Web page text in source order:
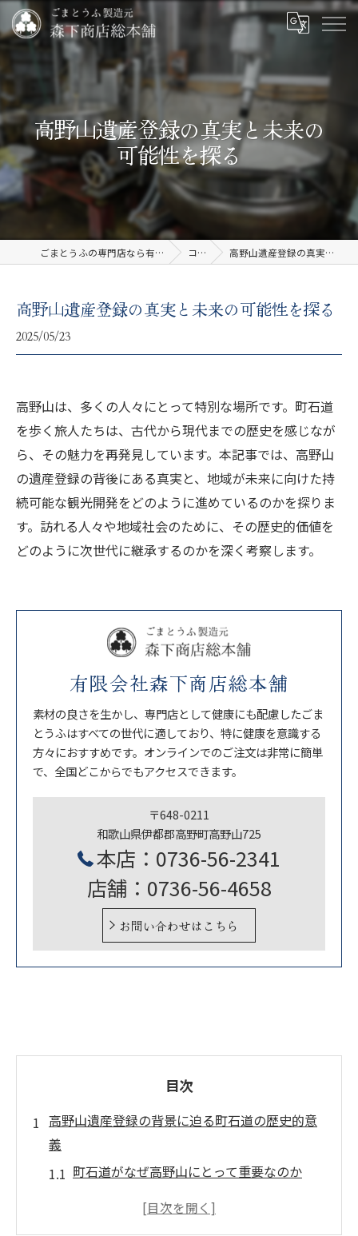
高野山遺産登録の真実と未来の
可能性を探る
ごまとうふの専門店なら有限会社森下商店総本舗 コラム 高野山遺産登録の真実と未来の可能性を探る
高野山遺産登録の真実と未来の可能性を探る
2025/05/23
高野山は、多くの人々にとって特別な場所です。町石道
を歩く旅人たちは、古代から現代までの歴史を感じなが
ら、その魅力を再発見しています。本記事では、高野山
の遺産登録の背後にある真実と、地域が未来に向けた持
続可能な観光開発をどのように進めているのかを探りま
す。訪れる人々や地域社会のために、その歴史的価値を
どのように次世代に継承するのかを深く考察します。
有限会社森下商店総本舗
素材の良さを生かし、専門店として健康にも配慮したごま
とうふはすべての世代に適しており、特に健康を意識する
方々におすすめです。オンラインでのご注文は非常に簡単
で、全国どこからでもアクセスできます。
〒648-0211
和歌山県伊都郡高野町高野山725
本店：0736-56-2341
店舗：0736-56-4658
お問い合わせはこちら
目次
高野山遺産登録の背景に迫る町石道の歴史的意
義
町石道がなぜ高野山にとって重要なのか
歴史を感じる町石道の歩き方